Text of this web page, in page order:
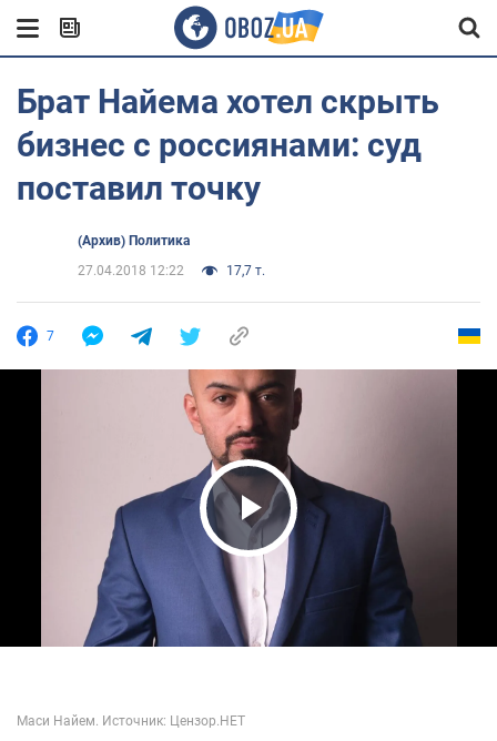
Брат Найема хотел скрыть
бизнес с россиянами: суд
поставил точку
(Архив) Политика
27.04.2018 12:22
17,7 т.
7
Play Video